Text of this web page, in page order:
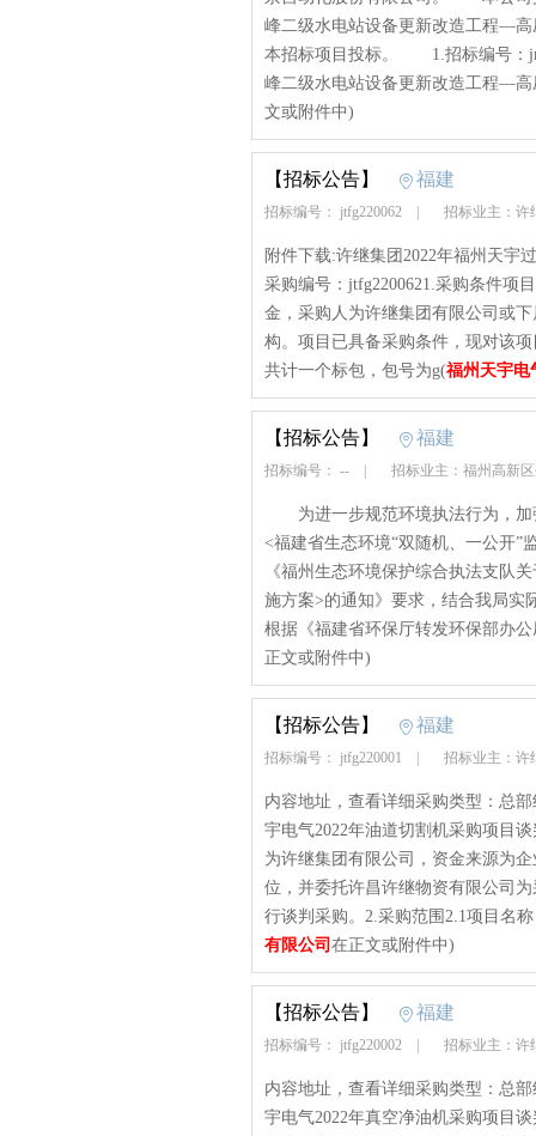
峰二级水电站设备更新改造工程—
本招标项目投标。 1.招标编号：
峰二级水电站设备更新改造工程—
文或附件中)
【招标公告】 福建
招标编号： jtfg220062 招标业主：
附件下载:许继集团2022年福州天宇
采购编号：jtfg2200621.采购条件项
金，采购人为许继集团有限公司或
构。项目已具备采购条件，现对该
共计一个标包，包号为g(福州天宇电
【招标公告】 福建
招标编号： -- 招标业主：福州高新
为进一步规范环境执法行为，加
<福建省生态环境“双随机、一公开”
《福州生态环境保护综合执法支队
施方案>的通知》要求，结合我
根据《福建省环保厅转发环保部办
正文或附件中)
【招标公告】 福建
招标编号： jtfg220001 招标业主：
内容地址，查看详细采购类型：总
宇电气2022年油道切割机采购项目
为许继集团有限公司，资金来源为
位，并委托许昌许继物资有限公司
行谈判采购。2.采购范围2.1项目名
有限公司 在正文或附件中)
【招标公告】 福建
招标编号： jtfg220002 招标业主：
内容地址，查看详细采购类型：总
宇电气2022年真空净油机采购项目